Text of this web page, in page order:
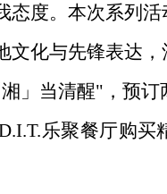
度。本次系列
化与先锋表达
」当清醒"，预
乐聚餐厅购买